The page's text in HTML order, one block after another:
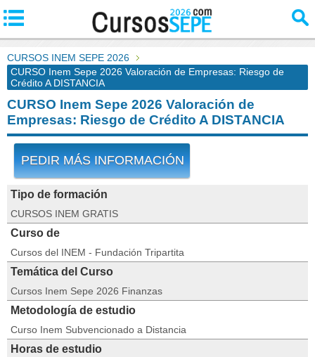
CURSOS INEM SEPE 2026
CURSO Inem Sepe 2026 Valoración de Empresas: Riesgo de
Crédito A DISTANCIA
CURSO Inem Sepe 2026 Valoración de
Empresas: Riesgo de Crédito A DISTANCIA
PEDIR MÁS INFORMACIÓN
Tipo de formación
CURSOS INEM GRATIS
Curso de
Cursos del INEM - Fundación Tripartita
Temática del Curso
Cursos Inem Sepe 2026 Finanzas
Metodología de estudio
Curso Inem Subvencionado a Distancia
Horas de estudio